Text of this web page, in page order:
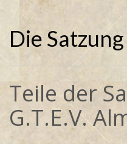
Die Satzung
Teile der
G.T.E.V.